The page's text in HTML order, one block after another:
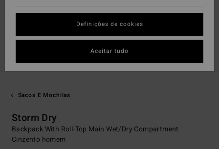
Sacos E Mochilas
Storm Dry
Backpack With Roll-Top Main Wet/Dry Compartment
Cinzento homem
Definições de cookies
Aceitar tudo